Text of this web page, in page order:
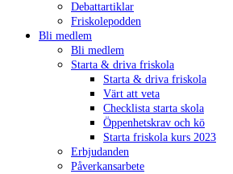
Debattartiklar
Friskolepodden
Bli medlem
Bli medlem
Starta & driva friskola
Starta & driva friskola
Värt att veta
Checklista starta skola
Öppenhetskrav och kö
Starta friskola kurs 2023
Erbjudanden
Påverkansarbete